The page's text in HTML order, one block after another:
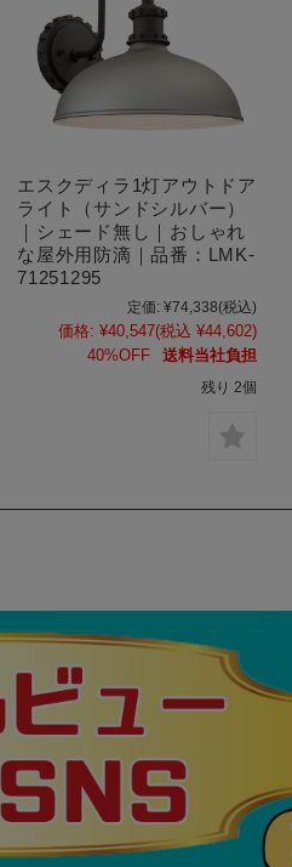
エスクディラ1灯アウトドア
ライト（サンドシルバー）
｜シェード無し｜おしゃれ
な屋外用防滴｜品番：LMK-
71251295
定価: ¥74,338(税込)
価格: ¥40,547(税込 ¥44,602)
40%OFF
送料当社負担
残り 2個